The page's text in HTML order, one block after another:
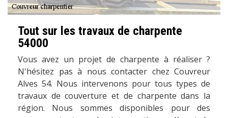
Tout sur les travaux de charpente
54000
Vous avez un projet de charpente à réaliser ?
N'hésitez pas à nous contacter chez Couvreur
Alves 54. Nous intervenons pour tous types de
travaux de couverture et de charpente dans la
région. Nous sommes disponibles pour des